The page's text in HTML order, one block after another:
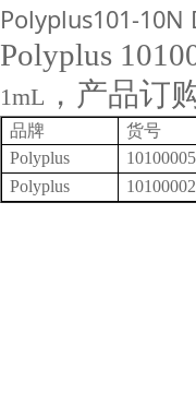
Polyplus101-
Polyplus
1mL ，产品订
品牌
货号
Polyplus
Polyplus